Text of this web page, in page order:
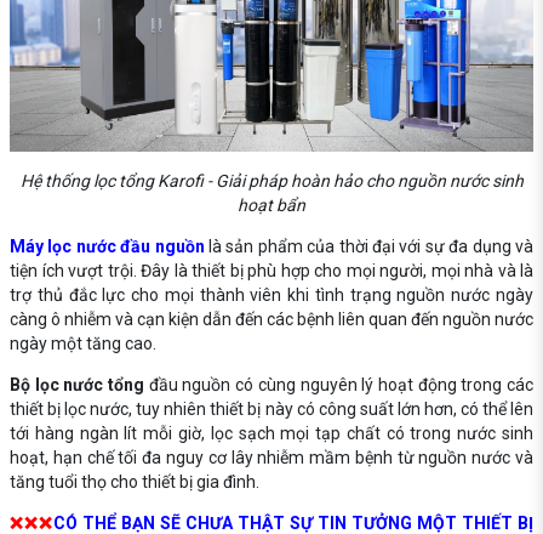
Hệ thống lọc tổng Karofi - Giải pháp hoàn hảo cho nguồn nước sinh
hoạt bẩn
Máy lọc nước đầu nguồn là sản phẩm của thời đại với sự đa dụng và
tiện ích vượt trội. Đây là thiết bị phù hợp cho mọi người, mọi nhà và là
trợ thủ đắc lực cho mọi thành viên khi tình trạng nguồn nước ngày
càng ô nhiễm và cạn kiện dẫn đến các bệnh liên quan đến nguồn nước
ngày một tăng cao.
Bộ lọc nước tổng đầu nguồn có cùng nguyên lý hoạt động trong các
thiết bị lọc nước, tuy nhiên thiết bị này có công suất lớn hơn, có thể lên
tới hàng ngàn lít mỗi giờ, lọc sạch mọi tạp chất có trong nước sinh
hoạt, hạn chế tối đa nguy cơ lây nhiễm mầm bệnh từ nguồn nước và
tăng tuổi thọ cho thiết bị gia đình.
❌❌❌CÓ THỂ BẠN SẼ CHƯA THẬT SỰ TIN TƯỞNG MỘT THIẾT BỊ